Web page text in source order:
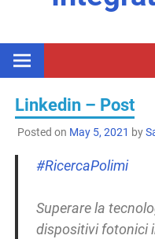
Linkedin – Post
Posted on May 5, 2021 by
#RicercaPolimi
Superare la
dispositivi fotonici